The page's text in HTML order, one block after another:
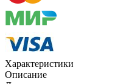
Характеристики
Описание